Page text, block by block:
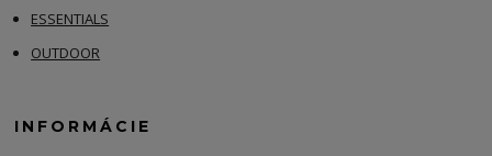
ESSENTIALS
OUTDOOR
INFORMÁCIE